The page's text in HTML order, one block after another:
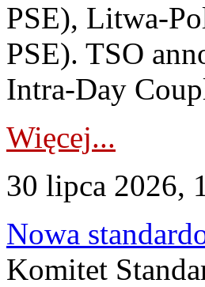
PSE), Litwa-
PSE). TSO
Intra-Day
Więcej...
30 lipca 2026,
Nowa
Komitet